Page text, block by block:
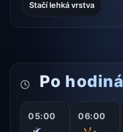
Stačí lehká vrstva
Po
05:00 06:00